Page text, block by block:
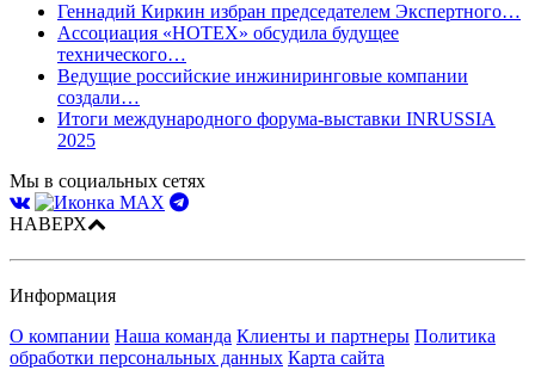
Геннадий Киркин избран председателем Экспертного…
Ассоциация «НОТЕХ» обсудила будущее
технического…
Ведущие российские инжиниринговые компании
создали…
Итоги международного форума-выставки INRUSSIA
2025
Мы в социальных сетях
НАВЕРХ
Информация
О компании Наша команда Клиенты и партнеры Политика
обработки персональных данных Карта сайта